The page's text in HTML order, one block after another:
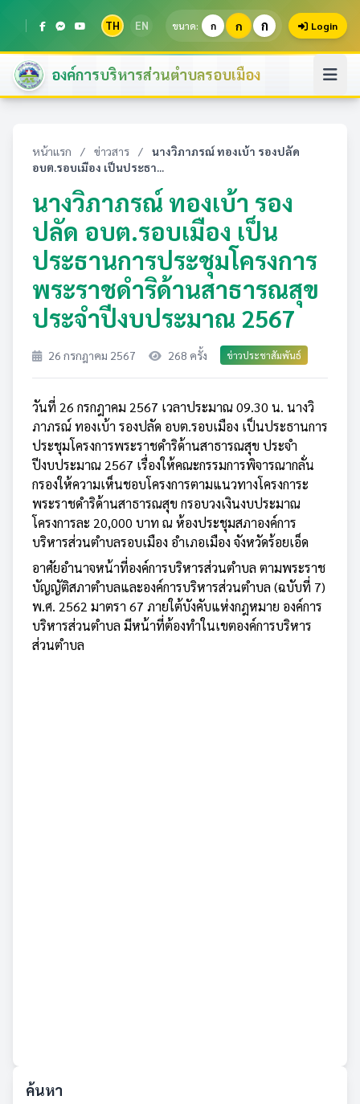
TH EN ขนาด: ก ก ก Login
องค์การบริหารส่วนตำบลรอบเมือง
หน้าแรก / ข่าวสาร /
นางวิภาภรณ์ ทองเบ้า รองปลัด
อบต.รอบเมือง เป็นประธา...
นางวิภาภรณ์ ทองเบ้า รอง
ปลัด อบต.รอบเมือง เป็น
ประธานการประชุมโครงการ
พระราชดำริด้านสาธารณสุข
ประจำปีงบประมาณ 2567
26 กรกฎาคม 2567 268 ครั้ง ข่าวประชาสัมพันธ์
วันที่ 26 กรกฎาคม 2567 เวลาประมาณ 09.30 น. นางวิ
ภาภรณ์ ทองเบ้า รองปลัด อบต.รอบเมือง เป็นประธานการ
ประชุมโครงการพระราชดำริด้านสาธารณสุข ประจำ
ปีงบประมาณ 2567 เรื่องให้คณะกรรมการพิจารณากลั่น
กรองให้ความเห็นชอบโครงการตามแนวทางโครงการะ
พระราชดำริด้านสาธารณสุข กรอบวงเงินงบประมาณ
โครงการละ 20,000 บาท ณ ห้องประชุมสภาองค์การ
บริหารส่วนตำบลรอบเมือง อำเภอเมือง จังหวัดร้อยเอ็ด
อาศัยอำนาจหน้าที่องค์การบริหารส่วนตำบล ตามพระราช
บัญญัติสภาตำบลและองค์การบริหารส่วนตำบล (ฉบับที่ 7)
พ.ศ. 2562 มาตรา 67 ภายใต้บังคับแห่งกฎหมาย องค์การ
บริหารส่วนตำบล มีหน้าที่ต้องทำในเขตองค์การบริหาร
ส่วนตำบล
ค้นหา